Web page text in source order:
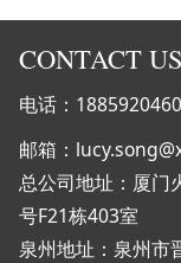
CONTACT US
电话：
邮箱：
总公司地址：厦门
号F21栋403室
泉州地址：泉州市